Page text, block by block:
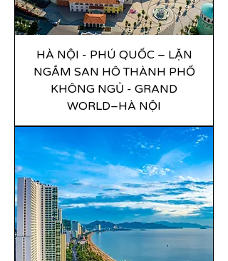
HÀ NỘI - PHÚ QUỐC – LẶN
NGẮM SAN HÔ THÀNH PHỐ
KHÔNG NGỦ - GRAND
WORLD–HÀ NỘI